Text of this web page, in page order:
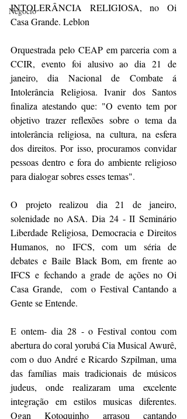
Negocio
INTOLERÂNCIA RELIGIOSA, no Oi
Casa Grande. Leblon
Orquestrada pelo CEAP em parceria com a
CCIR, evento foi alusivo ao dia 21 de
janeiro, dia Nacional de Combate á
Intolerância Religiosa. Ivanir dos Santos
finaliza atestando que: "O evento tem por
objetivo trazer reflexões sobre o tema da
intolerância religiosa, na cultura, na esfera
dos direitos. Por isso, procuramos convidar
pessoas dentro e fora do ambiente religioso
para dialogar sobres esses temas".
O projeto realizou dia 21 de janeiro,
solenidade no ASA. Dia 24 - II Seminário
Liberdade Religiosa, Democracia e Direitos
Humanos, no IFCS, com um séria de
debates e Baile Black Bom, em frente ao
IFCS e fechando a grade de ações no Oi
Casa Grande,  com o Festival Cantando a
Gente se Entende.
E ontem- dia 28 - o Festival contou com
abertura do coral yorubá Cia Musical Awurê,
com o duo André e Ricardo Szpilman, uma
das famílias mais tradicionais de músicos
judeus, onde realizaram uma excelente
integração em estilos musicas diferentes.
Ogan Kotoquinho arrasou cantando